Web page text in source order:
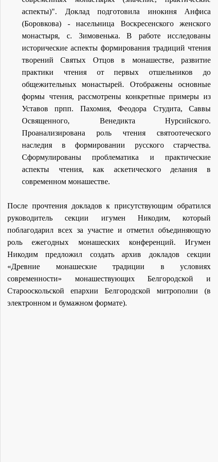
аспекты)". Доклад подготовила инокиня Анфиса
(Боровкова) - насельница Воскресенского женского
монастыря, с. Зимовенька. В работе исследованы
исторические аспекты формирования традиций чтения
творений Святых Отцов в монашестве, развитие
практики чтения от первых отшельников до
общежительных монастырей. Отображены основные
формы чтения, рассмотрены конкретные примеры из
Уставов прпп. Пахомия, Феодора Студита, Саввы
Освященного, Венедикта Нурсийского.
Проанализирована роль чтения святоотеческого
наследия в формировании русского старчества.
Сформулированы проблематика и практические
аспекты чтения, как аскетического делания в
современном монашестве.
После прочтения докладов к присутствующим обратился
руководитель секции игумен Никодим, который
поблагодарил всех за участие и отметил объединяющую
роль ежегодных монашеских конференций. Игумен
Никодим предложил создать архив докладов секции
«Древние монашеские традиции в условиях
современности» монашествующих Белгородской и
Старооскольской епархии Белгородской митрополии (в
электронном и бумажном формате).